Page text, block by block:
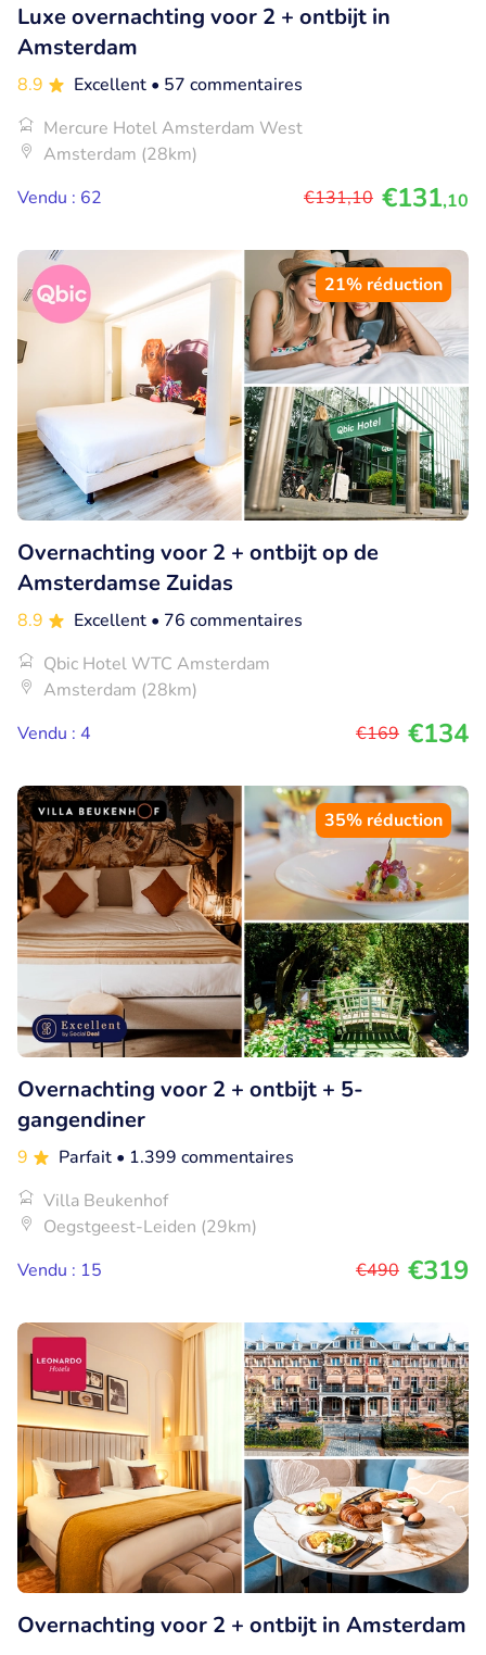
Luxe overnachting voor 2 + ontbijt in
Amsterdam
8.9 Excellent • 57 commentaires
Mercure Hotel Amsterdam West
Amsterdam (28km)
Vendu : 62
€131,10 €131,10
21% réduction
Overnachting voor 2 + ontbijt op de
Amsterdamse Zuidas
8.9 Excellent • 76 commentaires
Qbic Hotel WTC Amsterdam
Amsterdam (28km)
Vendu : 4
€169 €134
35% réduction
Overnachting voor 2 + ontbijt + 5-
gangendiner
9 Parfait • 1.399 commentaires
Villa Beukenhof
Oegstgeest-Leiden (29km)
Vendu : 15
€490 €319
Overnachting voor 2 + ontbijt in Amsterdam